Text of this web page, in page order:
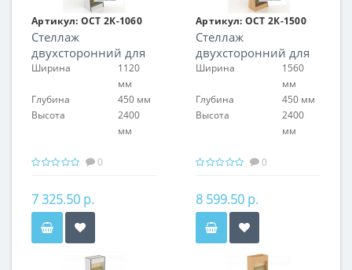
Артикул: ОСТ 2К-1060
Стеллаж
двухсторонний для
обоев
Ширина
1120
мм
Глубина
450 мм
Высота
2400
мм
0
7 325.50 р.
Артикул: ОСТ 2К-1500
Стеллаж
двухсторонний для
обоев
Ширина
1560
мм
Глубина
450 мм
Высота
2400
мм
0
8 599.50 р.